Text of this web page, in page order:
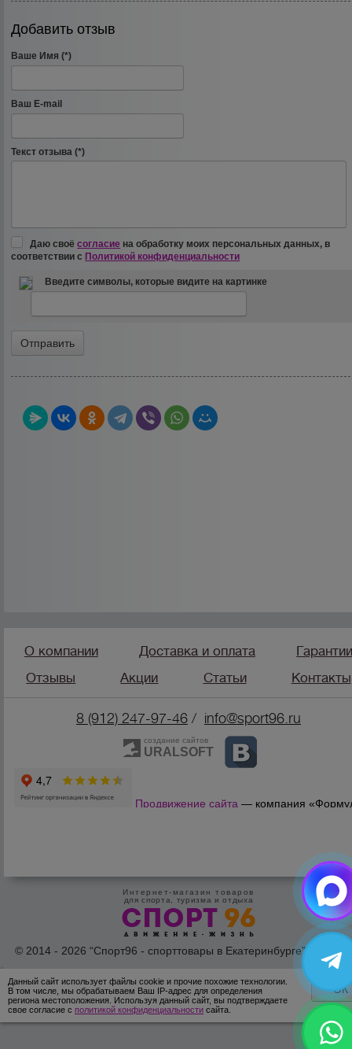
Добавить отзыв
Ваше Имя (*)
Ваш E-mail
Текст отзыва (*)
Даю своёсогласие на обработку моих персональных данных, в
соответствии с Политикой конфиденциальности
Введите символы, которые видите на картинке
О компании Доставка и оплата
Отзывы
Акции Статьи Контакты
8 (912) 247-97-46 / info@sport96.ru
создание сайтов
URALSOFT
Продвижение сайта — компания
Интернет-магазин товаров
для спорта, туризма и отдыха
© 2014 - 2026 “Спорт96 - спорттовары в Екатеринбурге” Все
Согласие на обработку персональных
Данный сайт использует файлы cookie и прочие похожие технологии.
В том числе, мы обрабатываем Ваш IP-адрес для определения
региона местоположения. Используя данный сайт, вы подтверждаете
свое согласие с политикой конфиденциальности сайта.
ОК